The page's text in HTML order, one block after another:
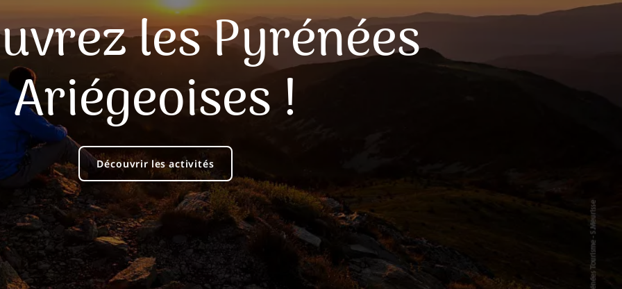
les Pyrénées
Ariégeoises !
Découvrir les activités